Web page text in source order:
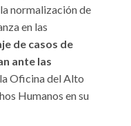
normalización de
en las
de casos de
ante las
Oficina del Alto
Humanos en su